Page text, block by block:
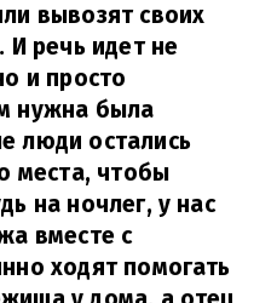
вывозят своих
И речь идет не
и просто
нужна была
люди остались
места, чтобы
на ночлег, у нас
вместе с
ходят помогать